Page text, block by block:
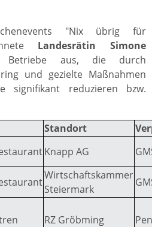
"Nix übrig für
Landesrätin Simone
aus, die durch
und gezielte Maßnahmen
signifikant reduzieren bzw.
Standort
Knapp AG
Wirtschaftskammer
Steiermark
RZ Gröbming